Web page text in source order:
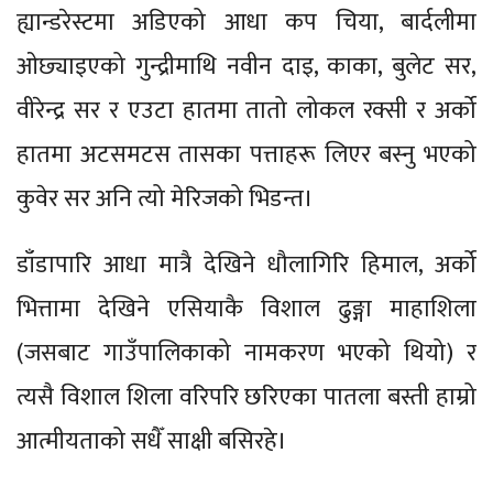
ह्यान्डरेस्टमा अडिएको आधा कप चिया, बार्दलीमा
ओछ्याइएको गुन्द्रीमाथि नवीन दाइ, काका, बुलेट सर,
वीरेन्द्र सर र एउटा हातमा तातो लोकल रक्सी र अर्को
हातमा अटसमटस तासका पत्ताहरू लिएर बस्नु भएको
कुवेर सर अनि त्यो मेरिजको भिडन्त।
डाँडापारि आधा मात्रै देखिने धौलागिरि हिमाल, अर्को
भित्तामा देखिने एसियाकै विशाल ढुङ्गा माहाशिला
(जसबाट गाउँपालिकाको नामकरण भएको थियो) र
त्यसै विशाल शिला वरिपरि छरिएका पातला बस्ती हाम्रो
आत्मीयताको सधैँ साक्षी बसिरहे।